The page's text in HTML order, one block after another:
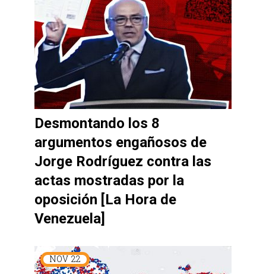
Desmontando los 8
argumentos engañosos de
Jorge Rodríguez contra las
actas mostradas por la
oposición [La Hora de
Venezuela]
NOV 22